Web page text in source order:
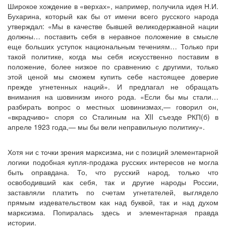
Широкое хождение в «верхах», например, получила идея Н.И.
Бухарина, который как бы от имени всего русского народа
утверждал: «Мы в качестве бывшей великодержавной нации
должны… поставить себя в неравное положение в смысле
еще больших уступок национальным течениям… Только при
такой политике, когда мы себя искусственно поставим в
положение, более низкое по сравнению с другими, только
этой ценой мы сможем купить себе настоящее доверие
прежде угнетенных наций». И предлагал не обращать
внимания на шовинизм иного рода. «Если бы мы стали…
разбирать вопрос о местных шовинизмах,— говорил он,
«вкрадчиво» споря со Сталиным на XII съезде РКП(б) в
апреле 1923 года,— мы бы вели неправильную политику».
Хотя ни с точки зрения марксизма, ни с позиций элементарной
логики подобная купля-продажа русских интересов не могла
быть оправдана. То, что русский народ, только что
освободивший как себя, так и другие народы России,
заставляли платить по счетам угнетателей, выглядело
прямым издевательством как над буквой, так и над духом
марксизма. Попиралась здесь и элементарная правда
истории.